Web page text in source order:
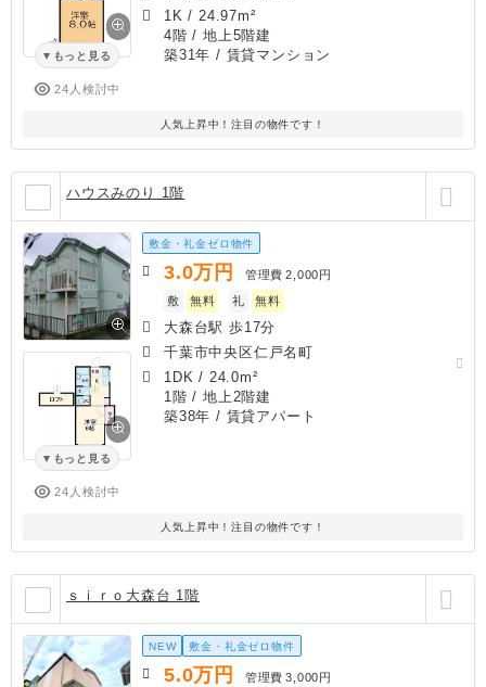
もっと見る
24人検討中
1K / 24.97m²
4階 / 地上5階建
築31年 / 賃貸マンション
人気上昇中！注目の物件です！
ハウスみのり 1階
もっと見る
24人検討中
敷金・礼金ゼロ物件
3.0万円 管理費 2,000円
敷
無料 礼 無料
大森台駅 歩17分
千葉市中央区仁戸名町
1DK / 24.0m²
1階 / 地上2階建
築38年 / 賃貸アパート
人気上昇中！注目の物件です！
ｓｉｒｏ大森台 1階
NEW 敷金・礼金ゼロ物件
5.0万円 管理費 3,000円